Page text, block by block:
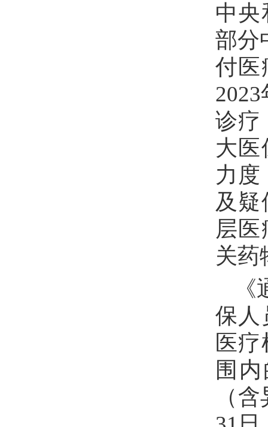
中央
部分
付医
诊疗
大医
力
及
层
关
保人
医
围
（